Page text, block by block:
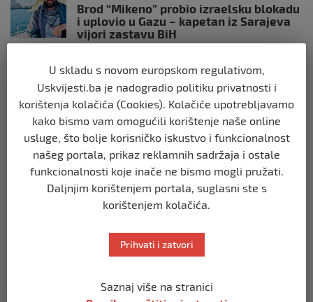
Brod “Mikeno” probio izraelsku blokadu
i uplovio u Gazu – kapetan iz Sarajeva
vijori zastavu BiH
SVIJET
Opsadno stanje u Münchenu, odjeknulo
nekoliko eksplozija: Ima žrtava,
policijske snage na terenu
prije 10 mjeseci
SVIJET
Putin: Spremni smo vojno uzvratiti
prije 11 mjeseci
Papa Lav XIV izjavio da je situacija vrlo
U skladu s novom europskom regulativom,
Uskvijesti.ba je nadogradio politiku privatnosti i
korištenja kolačića (Cookies). Kolačiće upotrebljavamo
kako bismo vam omogućili korištenje naše online
usluge, što bolje korisničko iskustvo i funkcionalnost
našeg portala, prikaz reklamnih sadržaja i ostale
funkcionalnosti koje inače ne bismo mogli pružati.
Daljnjim korištenjem portala, suglasni ste s
korištenjem kolačića.
Prihvati i zatvori
Saznaj više na stranici